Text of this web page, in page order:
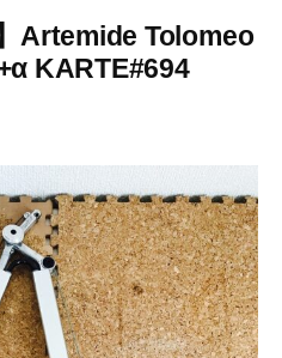
Artemide Tolomeo
KARTE#694